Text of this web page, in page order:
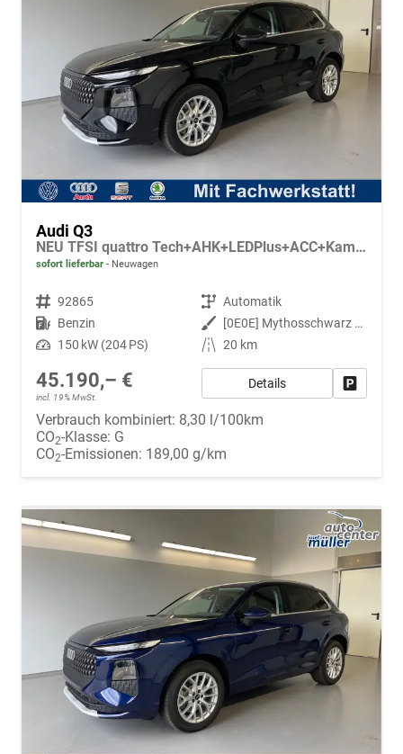
Audi Q3
NEU TFSI quattro Tech+AHK+LEDPlus+ACC+Kamera+Alu18+Volllack
sofort lieferbar Neuwagen
Fahrzeugnr. 92865 Getriebe Automatik
Kraftstoff Benzin Außenfarbe
[0E0E] Mythosschwarz Metallic
Leistung 150 kW (204 PS) Kilometerstand 20 km
45.190,– €
incl. 19% MwSt.
Details
Verbrauch kombiniert: 8,30 l/100km
CO2-Klasse: G
CO2-Emissionen: 189,00 g/km